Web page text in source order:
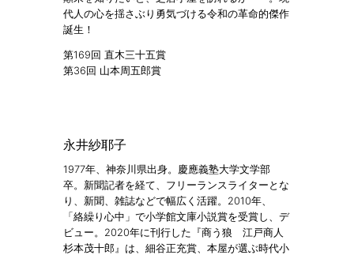
代人の心を揺さぶり勇気づける令和の革命的傑作
誕生！
第169回 直木三十五賞
第36回 山本周五郎賞
永井紗耶子
1977年、神奈川県出身。慶應義塾大学文学部
卒。新聞記者を経て、フリーランスライターとな
り、新聞、雑誌などで幅広く活躍。2010年、
「絡繰り心中」で小学館文庫小説賞を受賞し、デ
ビュー。2020年に刊行した『商う狼 江戸商人
杉本茂十郎』は、細谷正充賞、本屋が選ぶ時代小